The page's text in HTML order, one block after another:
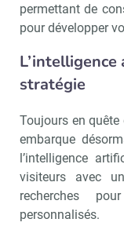
permettant de
pour développer
stratégie
Toujours en
embarque
l’intelligence
visiteurs avec
recherches
personnalisés.